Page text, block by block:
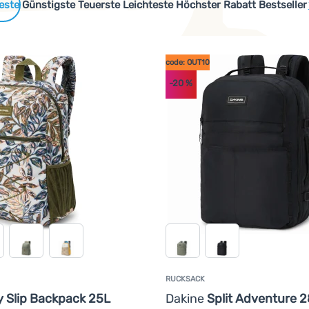
Günstigste Teuerste Leichteste Höchster Rabatt Bestseller
Produkte
von den Schultern auf das Becken zu verteilen. Ein
dem Rucksack. Die Luft kann frei zirkulieren, was die
oder recycelten Materialien hergestellt werden oder
Slip Backpack 25L
RUCKSACK
DakineSplit Adventure
code: OUT10
-20 %